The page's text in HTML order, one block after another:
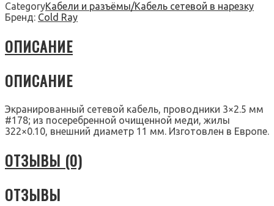
CategoryКабели и разъёмы/Кабель сетевой в нарезку
Бренд: Cold Ray
ОПИСАНИЕ
ОПИСАНИЕ
Экранированный сетевой кабель, проводники 3×2.5 мм
#178; из посеребренной очищенной меди, жилы
322×0.10, внешний диаметр 11 мм. Изготовлен в Европе.
ОТЗЫВЫ (0)
ОТЗЫВЫ